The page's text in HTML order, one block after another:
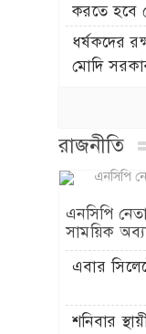
করতে হবে
ধর্ষকদের
মোদি
রাজনীতি
এনসিপি
সাময়িক
এবার
শনিবার